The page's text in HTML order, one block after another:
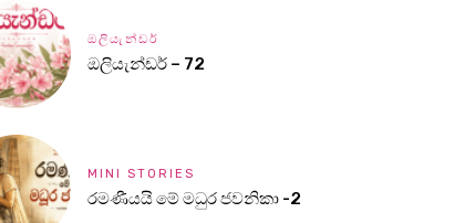
ඔලියැන්ඩර්
ඔලියැන්ඩර් – 72
MINI STORIES
රමණීයයි මේ මධුර ජවනිකා -2